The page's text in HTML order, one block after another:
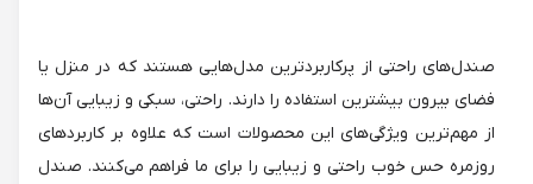
صندل‌های راحتی از پرکاربردترین مدل‌هایی هستند که در منزل یا
فضای بیرون بیشترین استفاده را دارند. راحتی، سبکی و زیبایی آن‌ها
از مهم‌ترین ویژگی‌های این محصولات است که علاوه بر کاربردهای
روزمره حس خوب راحتی و زیبایی را برای ما فراهم می‌کنند. صندل